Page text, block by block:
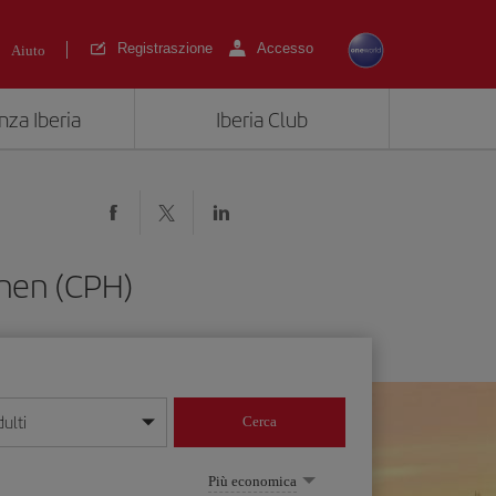
Aiuto Registraszione Accesso
Iberia Iberia Club
(CPH)
mese/anno
Cerca
Più economica